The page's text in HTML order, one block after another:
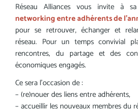
Réseau Alliances vous invite à sa
networking entre adhérents de
pour se retrouver, échanger et
réseau. Pour un temps convivial
rencontres, du partage et des
économiques engagés.
Ce sera l’occasion de :
– (re)nouer des liens entre adhérents,
– accueillir les nouveaux membres du